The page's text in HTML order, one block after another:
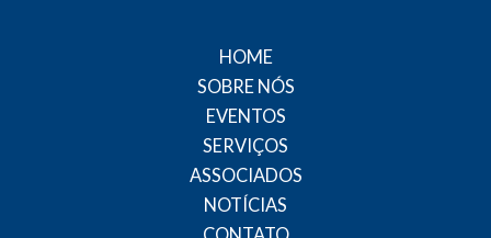
HOME
SOBRE NÓS
EVENTOS
SERVIÇOS
ASSOCIADOS
NOTÍCIAS